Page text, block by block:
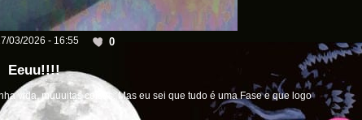
03/2026 - 16:55 0
Eeuu!!!!
vida, muuuitas coisas, Mas eu sei que tudo é uma Fase e que logo